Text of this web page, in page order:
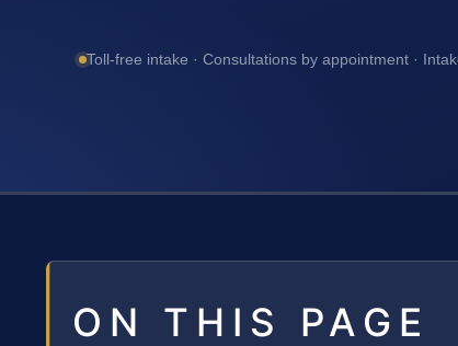
Toll-free intake · Consultations by appointment ·
ON THIS PAGE